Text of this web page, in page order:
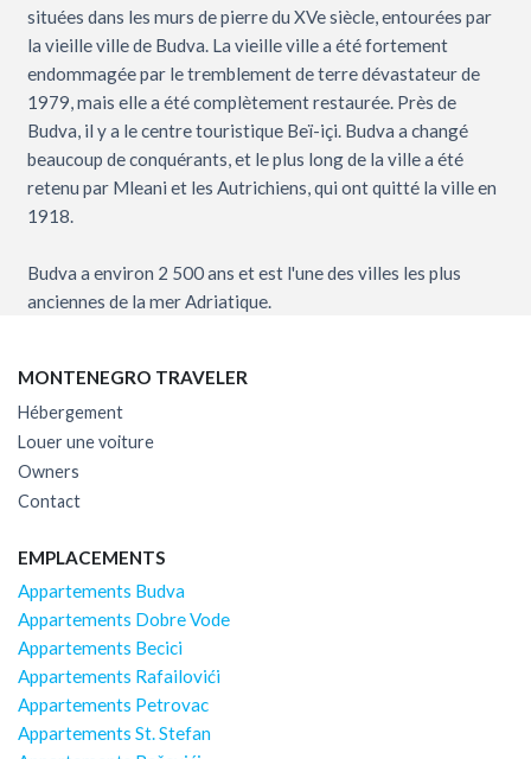
situées dans les murs de pierre du XVe siècle, entourées par
la vieille ville de Budva. La vieille ville a été fortement
endommagée par le tremblement de terre dévastateur de
1979, mais elle a été complètement restaurée. Près de
Budva, il y a le centre touristique Beï-içi. Budva a changé
beaucoup de conquérants, et le plus long de la ville a été
retenu par Mleani et les Autrichiens, qui ont quitté la ville en
1918.
Budva a environ 2 500 ans et est l'une des villes les plus
anciennes de la mer Adriatique.
MONTENEGRO TRAVELER
Hébergement
Louer une voiture
Owners
Contact
EMPLACEMENTS
Appartements Budva
Appartements Dobre Vode
Appartements Becici
Appartements Rafailovići
Appartements Petrovac
Appartements St. Stefan